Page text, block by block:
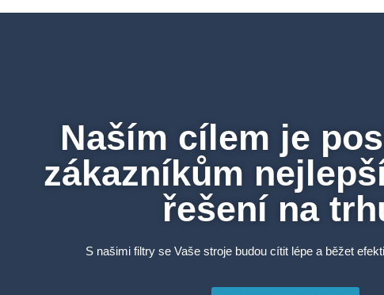
Naším cílem je
zákazníkům
řešení na
S našimi filtry se Vaše stroje budou cítit lépe a běžet